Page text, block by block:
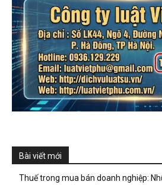
Bài viết mới
Thuế trong mua bán doanh nghiệp: